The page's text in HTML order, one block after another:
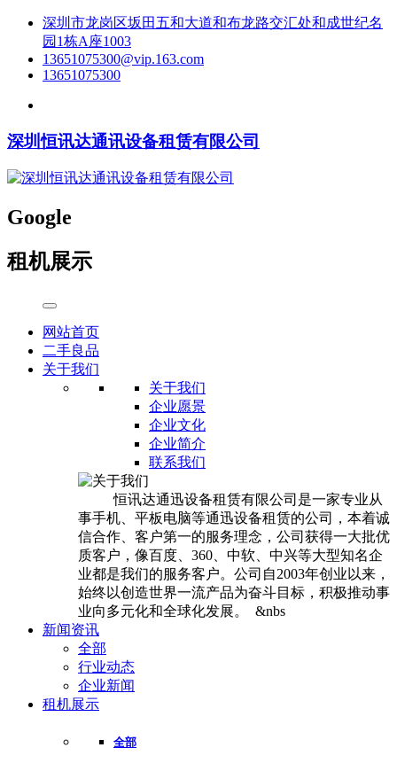
深圳市龙岗区坂田五和大道和布龙路交汇处和成世纪名
园1栋A座1003
13651075300@vip.163.com
13651075300
深圳恒讯达通讯设备租赁有限公司
Google
租机展示
网站首页
二手良品
关于我们
关于我们
企业愿景
企业文化
企业简介
联系我们
恒讯达通迅设备租赁有限公司是一家专业从
事手机、平板电脑等通迅设备租赁的公司，本着诚
信合作、客户第一的服务理念，公司获得一大批优
质客户，像百度、360、中软、中兴等大型知名企
业都是我们的服务客户。公司自2003年创业以来，
始终以创造世界一流产品为奋斗目标，积极推动事
业向多元化和全球化发展。 &nbs
新闻资讯
全部
行业动态
企业新闻
租机展示
全部